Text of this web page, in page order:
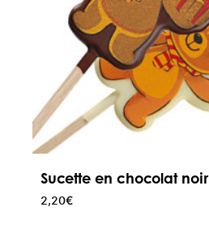
Sucette en chocolat noir
2,20€